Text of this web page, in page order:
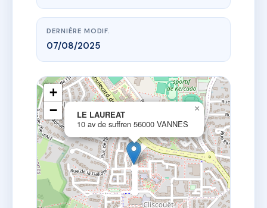
DERNIÈRE MODIF.
07/08/2025
LE LAUREAT
10 av de suffren 56000 VANNES
×
+
−